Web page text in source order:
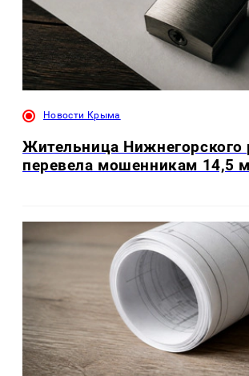
Новости Крыма
Жительница Нижнегорского
перевела мошенникам 14,5